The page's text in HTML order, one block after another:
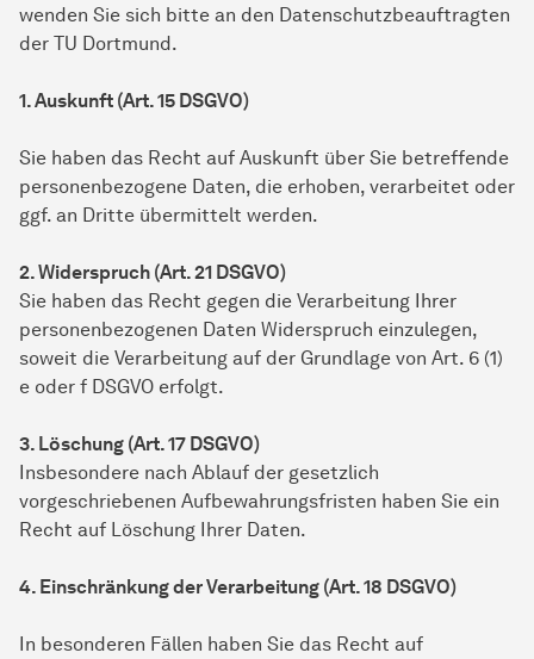
wenden Sie sich bitte an den Datenschutzbeauftragten
der TU Dortmund.
1. Auskunft (Art. 15 DSGVO)
Sie haben das Recht auf Auskunft über Sie betreffende
personenbezogene Daten, die erhoben, verarbeitet oder
ggf. an Dritte übermittelt werden.
2. Widerspruch (Art. 21 DSGVO)
Sie haben das Recht gegen die Verarbeitung Ihrer
personenbezogenen Daten Widerspruch einzulegen,
soweit die Verarbeitung auf der Grundlage von Art. 6 (1)
e oder f DSGVO erfolgt.
3. Löschung (Art. 17 DSGVO)
Insbesondere nach Ablauf der gesetzlich
vorgeschriebenen Aufbewahrungsfristen haben Sie ein
Recht auf Löschung Ihrer Daten.
4. Einschränkung der Verarbeitung (Art. 18 DSGVO)
In besonderen Fällen haben Sie das Recht auf